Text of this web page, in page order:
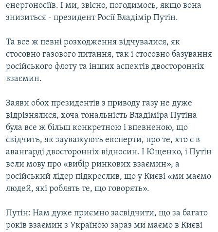
енергоносіїв. І ми, звісно, погодимось, якщо вона
знизиться - президент Росії Владімір Путін.
Та все ж певні розходження відчувалися, як
стосовно газового питання, так і стосовно базування
російського флоту та інших аспектів двосторонніх
взаємин.
Заяви обох президентів з приводу газу не дуже
відрізнялися, хоча тональність Владіміра Путіна
була все ж більш конкретною і впевненою, що
свідчить, як зауважують експерти, про те, хто є в
авангарді двосторонніх відносин. І Ющенко, і Путін
вели мову про «вибір ринкових взаємин», а
російський лідер підкреслив, що у Києві «ми маємо
людей, які роблять те, що говорять».
Путін: Нам дуже приємно засвідчити, що за багато
років взаємин з Україною зараз ми маємо в Києві